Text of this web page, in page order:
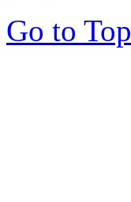
Go to Top